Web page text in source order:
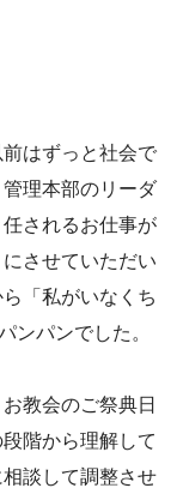
はずっと社会で
理本部のリーダ
されるお仕事が
させていただい
「私がいなくち
ンパンでした。
教会のご祭典日
階から理解して
談して調整させ